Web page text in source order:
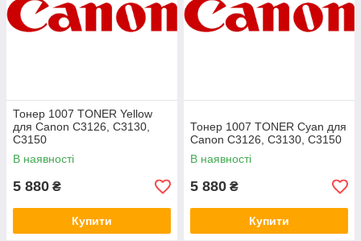
Тонер 1007 TONER Yellow
для Canon C3126, C3130,
C3150
В наявності
5 880 ₴
Купити
Тонер 1007 TONER Cyan для
Canon C3126, C3130, C3150
В наявності
5 880 ₴
Купити